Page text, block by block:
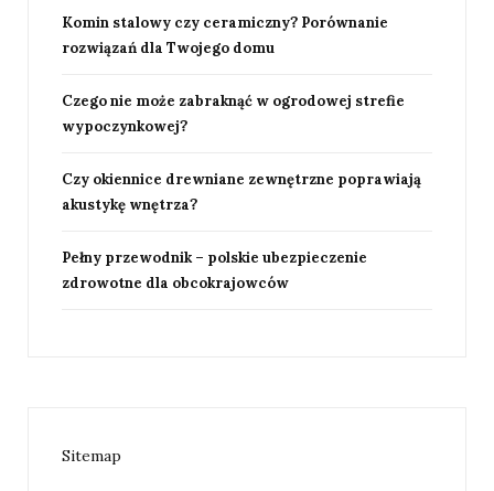
Komin stalowy czy ceramiczny? Porównanie
rozwiązań dla Twojego domu
Czego nie może zabraknąć w ogrodowej strefie
wypoczynkowej?
Czy okiennice drewniane zewnętrzne poprawiają
akustykę wnętrza?
Pełny przewodnik – polskie ubezpieczenie
zdrowotne dla obcokrajowców
Sitemap